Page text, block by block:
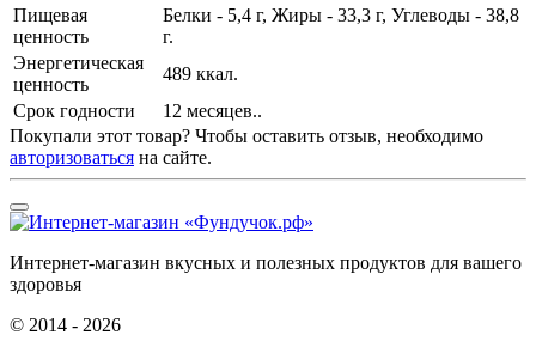
Пищевая
ценность
Белки - 5,4 г, Жиры - 33,3 г, Углеводы - 38,8
г.
Энергетическая
ценность
489 ккал.
Срок годности
12 месяцев..
Покупали этот товар? Чтобы оставить отзыв, необходимо
авторизоваться на сайте.
Интернет-магазин вкусных и полезных продуктов для вашего
здоровья
© 2014 - 2026